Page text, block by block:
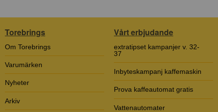
Torebrings
Om Torebrings
Varumärken
Nyheter
Arkiv
Vårt erbjudande
extratipset kampanjer v. 32-
37
Inbyteskampanj kaffemaskin
Prova kaffeautomat gratis
Vattenautomater